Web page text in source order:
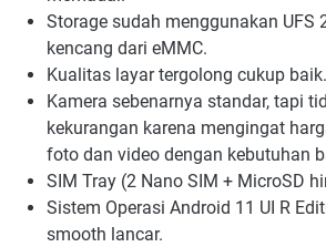
Storage sudah menggunakan UFS
kencang dari eMMC.
Kualitas layar tergolong cukup baik.
Kamera sebenarnya standar, tapi
kekurangan karena mengingat
foto dan video dengan kebutuhan
SIM Tray (2 Nano SIM + MicroSD
Sistem Operasi Android 11 UI R
smooth lancar.